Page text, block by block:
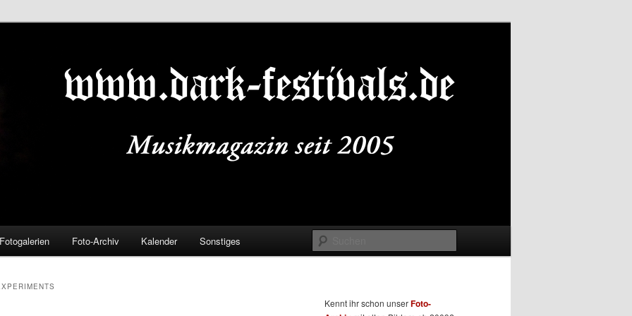
Fotogalerien Foto-Archiv Kalender Sonstiges
Kennt ihr schon unserFoto-